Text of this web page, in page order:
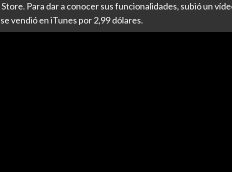
Para dar a conocer sus funcionalidades, subió un
vendió en iTunes por 2,99 dólares.